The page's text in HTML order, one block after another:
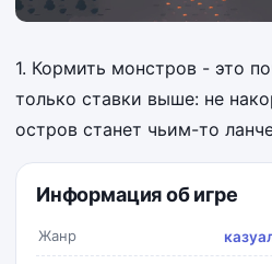
1. Кормить монстров - это
только ставки выше: не
остров станет чьим-то
Информация об игре
Жанр